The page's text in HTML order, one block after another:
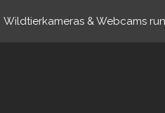
Wildtierkameras & Webcams